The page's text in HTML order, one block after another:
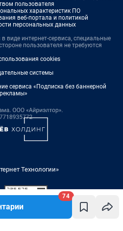
74
пользователя
характеристик ПО
веб-портала и политикой
персональных данных
виде интернет-сервиса, специальные
пользователя не требуются
cookies
системы
сервиса «Подписка без баннерной
рекламы»
Технологии»